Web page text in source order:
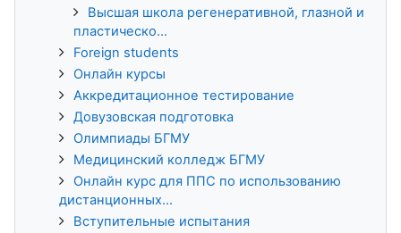
Высшая школа регенеративной, глазной и
пластическо...
Foreign students
Онлайн курсы
Аккредитационное тестирование
Довузовская подготовка
Олимпиады БГМУ
Медицинский колледж БГМУ
Онлайн курс для ППС по использованию
дистанционных...
Вступительные испытания